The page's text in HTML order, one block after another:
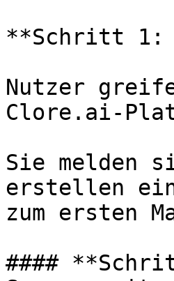
**Schritt 1:
Nutzer
Clore.ai-
Sie melden
erstellen
zum ersten
####